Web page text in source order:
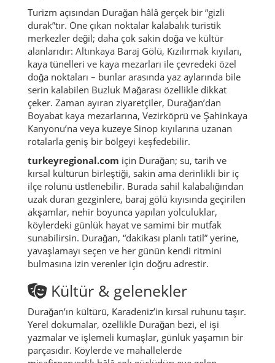
Turizm açısından Durağan hâlâ gerçek bir “gizli
durak”tır. Öne çıkan noktalar kalabalık turistik
merkezler değil; daha çok sakin doğa ve kültür
alanlarıdır: Altınkaya Baraj Gölü, Kızılırmak kıyıları,
kaya tünelleri ve kaya mezarları ile çevredeki özel
doğa noktaları – bunlar arasında yaz aylarında bile
serin kalabilen Buzluk Mağarası özellikle dikkat
çeker. Zaman ayıran ziyaretçiler, Durağan’dan
Boyabat kaya mezarlarına, Vezirköprü ve Şahinkaya
Kanyonu’na veya kuzeye Sinop kıyılarına uzanan
rotalarla geniş bir bölgeyi keşfedebilir.
turkeyregional.com için Durağan; su, tarih ve
kırsal kültürün birleştiği, sakin ama derinlikli bir iç
ilçe rolünü üstlenebilir. Burada sahil kalabalığından
uzak duran gezginlere, baraj gölü kıyısında geçirilen
akşamlar, nehir boyunca yapılan yolculuklar,
köylerdeki günlük hayat ve samimi bir mutfak
sunabilirsin. Durağan, “dakikası planlı tatil” yerine,
yavaşlamayı seçen ve her günün kendi ritmini
bulmasına izin verenler için doğru adrestir.
Kültür & gelenekler
Durağan’ın kültürü, Karadeniz’in kırsal ruhunu taşır.
Yerel dokumalar, özellikle Durağan bezi, el işi
yazmalar ve işlemeli kumaşlar, günlük yaşamın bir
parçasıdır. Köylerde ve mahallelerde